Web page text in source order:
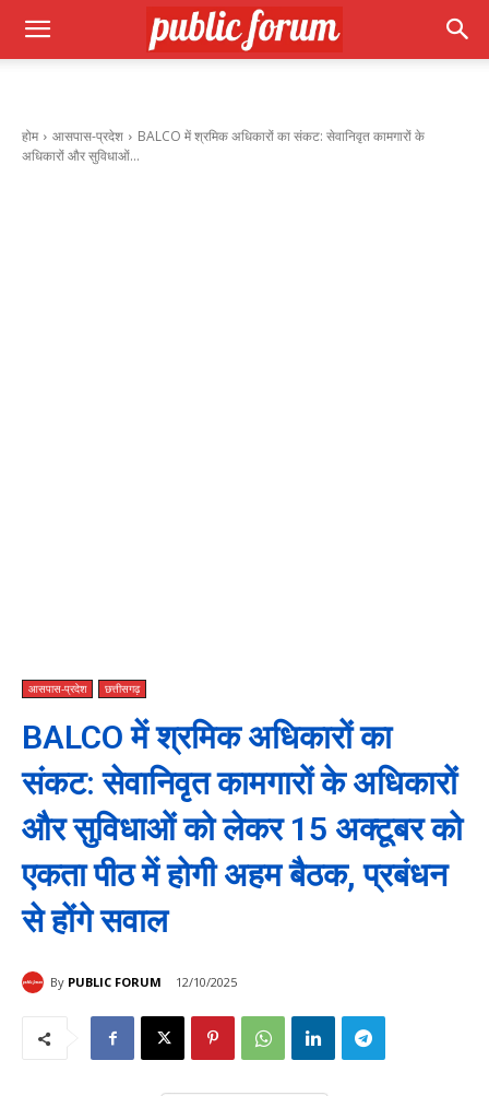
होम आसपास-प्रदेश
BALCO में श्रमिक अधिकारों का संकट: सेवानिवृत कामगारों के
अधिकारों और सुविधाओं...
आसपास-प्रदेश छत्तीसगढ़
BALCO में श्रमिक अधिकारों का
संकट: सेवानिवृत कामगारों के अधिकारों
और सुविधाओं को लेकर 15 अक्टूबर को
एकता पीठ में होगी अहम बैठक, प्रबंधन
से होंगे सवाल
By PUBLIC FORUM 12/10/2025